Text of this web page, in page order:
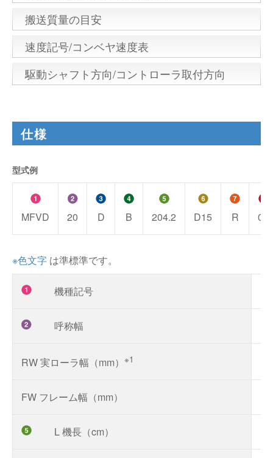
搬送質量の目安
速度記号/コンベヤ速度表
駆動シャフト方向/コントローラ取付方向
仕様
型式例
MFVD 20 D B 204.2 D15 R 09
※色文字 は準標準です。
機種記号
呼称幅
RW 実ローラ幅（mm） ※1
FW フレーム幅（mm）
L 機長（cm）